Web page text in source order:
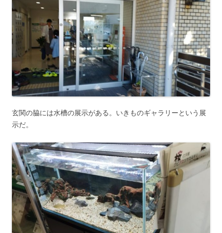
玄関の脇には水槽の展示がある。いきものギャラリーという展
示だ。